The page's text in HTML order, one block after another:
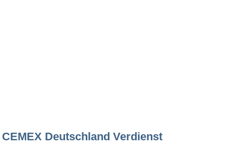
CEMEX Deutschland Verdienst